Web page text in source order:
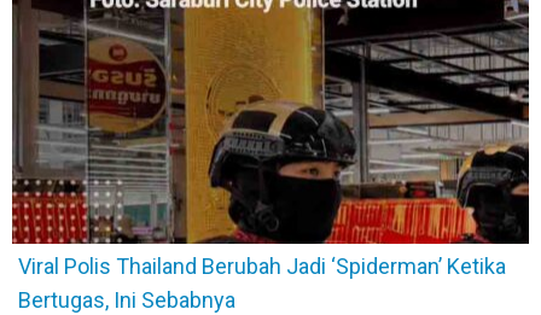
Viral Polis Thailand Berubah Jadi ‘Spiderman’ Ketika
Bertugas, Ini Sebabnya